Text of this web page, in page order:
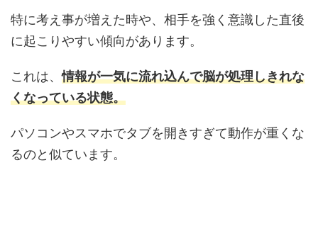
特に考え事が増えた時や、相手を強く意識した直後
に起こりやすい傾向があります。
これは、情報が一気に流れ込んで脳が処理しきれな
くなっている状態。
パソコンやスマホでタブを開きすぎて動作が重くな
るのと似ています。